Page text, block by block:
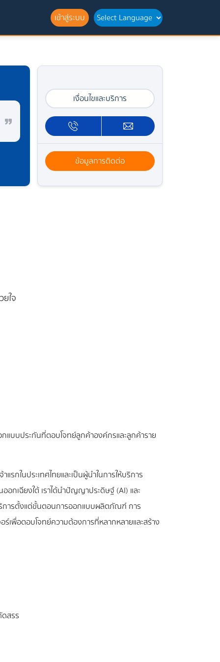
เข้าสู่ระบบ
เงื่อนไขและบริการ
ข้อมูลการติดต่อ
ใจ
กแบบประกันที่ตอบโจทย์ลูกค้าองค์กรและลูกค้าราย
กในประเทศไทยและเป็นผู้นำในการให้บริการ
ออกเฉียงใต้ เราได้นำปัญญาประดิษฐ์ (AI) และ
ริการตั้งแต่ขั้นตอนการออกแบบผลิตภัณฑ์ การ
เพื่อตอบโจทย์ความต้องการที่หลากหลายและสร้าง
สรร